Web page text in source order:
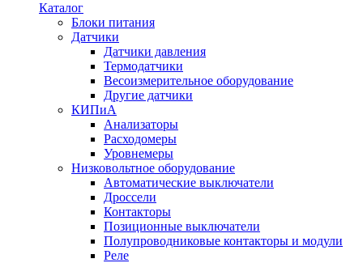
Каталог
Блоки питания
Датчики
Датчики давления
Термодатчики
Весоизмерительное оборудование
Другие датчики
КИПиА
Анализаторы
Расходомеры
Уровнемеры
Низковольтное оборудование
Автоматические выключатели
Дроссели
Контакторы
Позиционные выключатели
Полупроводниковые контакторы и модули
Реле